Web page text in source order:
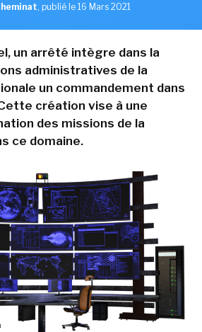
, publié le 16 Mars 2021
un arrêté intègre dans la
administratives de la
un commandement dans
création vise à une
des missions de la
ce domaine.